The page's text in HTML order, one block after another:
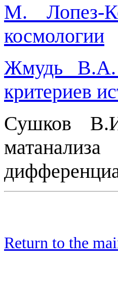
М. Лопез-
космологии
Жмудь В.А.
критериев
Сушков
Return to the